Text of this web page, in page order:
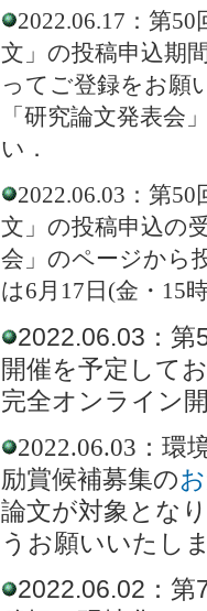
2022.06.17：第
文」の投稿申込期
ってご登録をお願
「研究論文発表
い．
2022.06.03：第
文」の投稿申込の
会」のページから
は6月17日(金・15
2022.06.03：
開催を予定して
完全オンライン
2022.06.03：環
励賞候補募集の
論文が対象とな
うお願いいたし
2022.06.02：